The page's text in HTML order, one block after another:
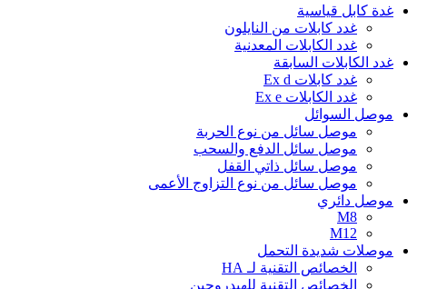
غدة كابل قياسية
غدد كابلات من النايلون
غدد الكابلات المعدنية
غدد الكابلات السابقة
غدد كابلات Ex d
غدد الكابلات Ex e
موصل السوائل
موصل سائل من نوع الحربة
موصل سائل الدفع والسحب
موصل سائل ذاتي القفل
موصل سائل من نوع التزاوج الأعمى
موصل دائري
M8
M12
موصلات شديدة التحمل
الخصائص التقنية لـ HA
الخصائص التقنية للهيدروجين